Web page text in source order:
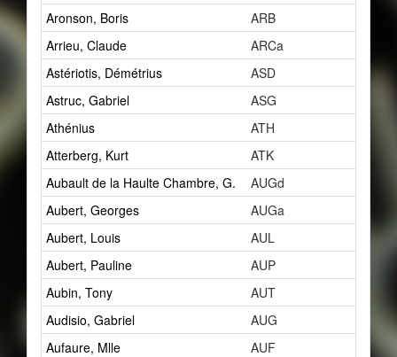
Aronson, Boris
ARB
Arrieu, Claude
ARCa
Astériotis, Démétrius
ASD
Astruc, Gabriel
ASG
Athénius
ATH
Atterberg, Kurt
ATK
Aubault de la Haulte Chambre, G.
AUGd
Aubert, Georges
AUGa
Aubert, Louis
AUL
Aubert, Pauline
AUP
Aubin, Tony
AUT
Audisio, Gabriel
AUG
Aufaure, Mlle
AUF